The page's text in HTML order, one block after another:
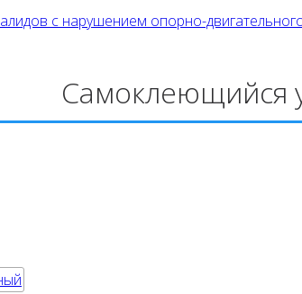
с нарушением опорно-
Самоклеющийся